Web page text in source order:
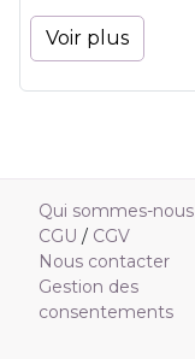
Voir plus
Qui sommes-nous
CGU / CGV
Nous contacter
Gestion des
consentements